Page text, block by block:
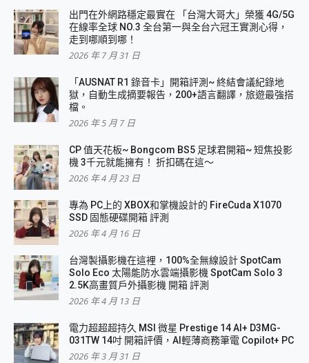
出門在外網路穩定最實在 「台灣大哥大」榮獲 4G/5G
在線率全球 NO.3 全台第一與全台六冠王實測心得，
走到哪順到哪！
2026 年 7 月 31 日
「AUSNAT R1 錄音卡」開箱評測~ 終結會議紀錄地
獄，自動生成摘要報告，200+語言翻譯，旅遊最強搭
檔。
2026 年 5 月 7 日
CP 值天花板~ Bongcom BS5 足球君開箱~ 短焦投影
機 3千元就能擁有！ 折扣碼在這～
2026 年 4 月 23 日
專為 PC上的 XBOX和掌機設計的 FireCuda X1070
SSD 固態硬碟開箱 評測
2026 年 4 月 16 日
台灣製攝影機在這裡，100%全無線設計 SpotCam
Solo Eco 太陽能防水雲端攝影機 SpotCam Solo 3
2.5K高畫質戶外攝影機 開箱 評測
2026 年 4 月 13 日
電力超超超持久 MSI 微星 Prestige 14 AI+ D3MG-
031TW 14吋 開箱評價，AI輕薄商務筆電 Copilot+ PC
2026 年 3 月 31 日